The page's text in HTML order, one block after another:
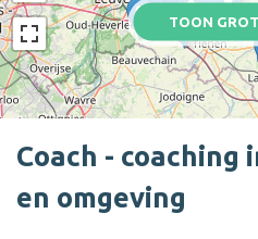
TOON
Coach - coaching
en omgeving